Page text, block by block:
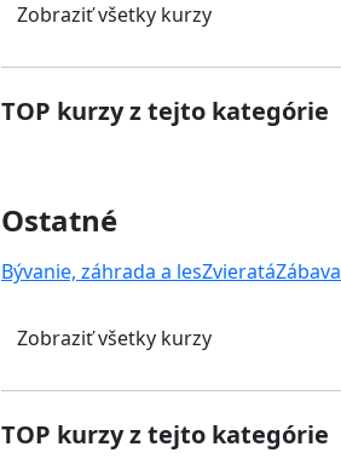
Zobraziť všetky kurzy
TOP kurzy z tejto kategórie
Ostatné
Bývanie, záhrada a lesZvieratáZábava
Zobraziť všetky kurzy
TOP kurzy z tejto kategórie